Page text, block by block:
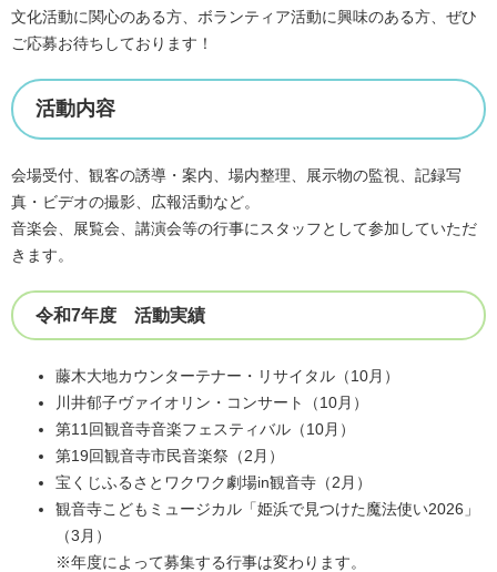
文化活動に関心のある方、ボランティア活動に興味のある方、ぜひ
ご応募お待ちしております！
活動内容
会場受付、観客の誘導・案内、場内整理、展示物の監視、記録写
真・ビデオの撮影、広報活動など。
音楽会、展覧会、講演会等の行事にスタッフとして参加していただ
きます。
令和7年度 活動実績
藤木大地カウンターテナー・リサイタル（10月）
川井郁子ヴァイオリン・コンサート（10月）
第11回観音寺音楽フェスティバル（10月）
第19回観音寺市民音楽祭（2月）
宝くじふるさとワクワク劇場in観音寺（2月）
観音寺こどもミュージカル「姫浜で見つけた魔法使い2026」
（3月）
※年度によって募集する行事は変わります。